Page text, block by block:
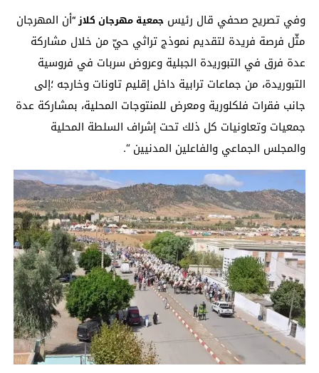
وفي تصريح صحفي قال رئيس جمعية مهرجان كلاز“أن المهرجان
مثّل فرصة فريدة لتقديم نموذج تراثي حيّ من خلال مشاركة
عدة فرق في التبوريدة الجبلية وعروض سربات في فروسية
التبوريدة، من جماعات ترابية داخل إقليم تاونات وخارجه ؛إلى
جانب فقرات فلكلورية ومعرض للمنتوجات المحلية، بمشاركة عدة
جمعيات وتعاونيات كل ذلك تحت إشراف السلطة المحلية
والمجلس الجماعي والفاعلين المدنيين “.